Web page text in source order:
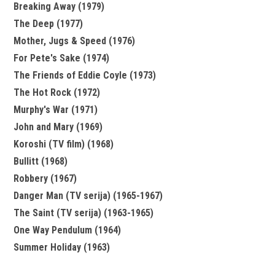
Breaking Away (1979)
The Deep (1977)
Mother, Jugs & Speed (1976)
For Pete's Sake (1974)
The Friends of Eddie Coyle (1973)
The Hot Rock (1972)
Murphy's War (1971)
John and Mary (1969)
Koroshi (TV film) (1968)
Bullitt (1968)
Robbery (1967)
Danger Man (TV serija) (1965-1967)
The Saint (TV serija) (1963-1965)
One Way Pendulum (1964)
Summer Holiday (1963)